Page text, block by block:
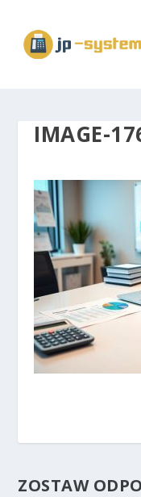
IMAGE-
ZOSTAW